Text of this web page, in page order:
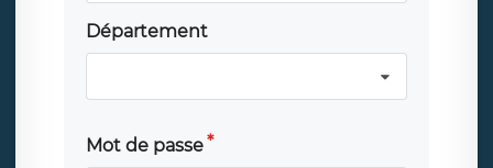
Département
Mot de passe